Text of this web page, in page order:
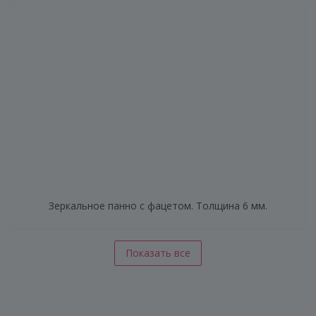
Зеркальное панно с фацетом. Толщина 6 мм.
Показать все